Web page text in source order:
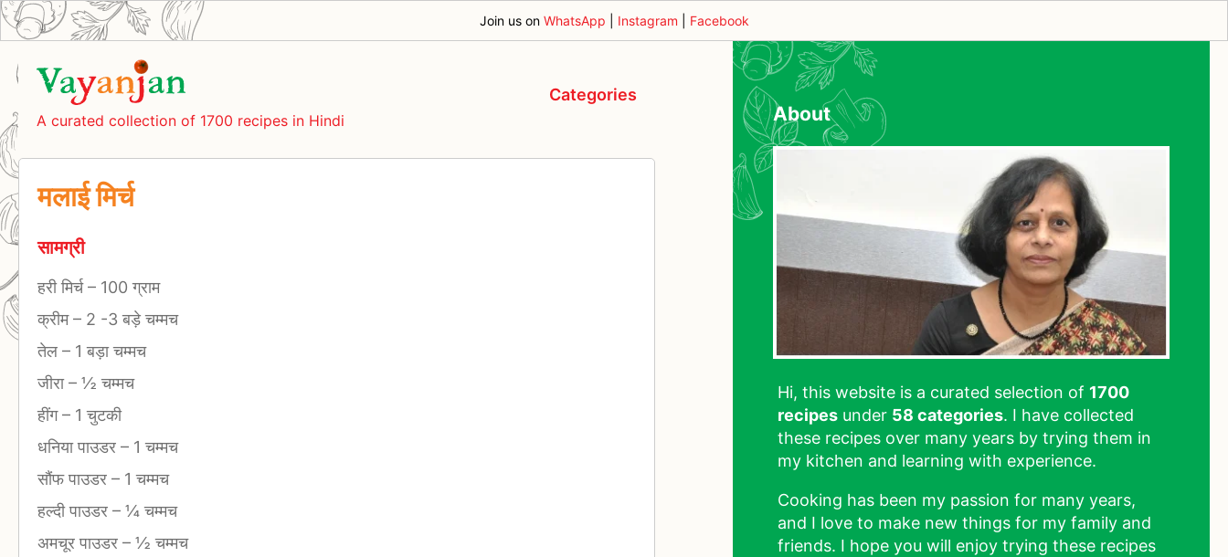
Join us on WhatsApp Instagram Facebook
A curated collection of 1700 recipes in Hindi
Categories
मलाई मिर्च
सामग्री
हरी मिर्च– 100 ग्राम
क्रीम– 2 -3 बड़े चम्मच
तेल – 1 बड़ा चम्मच
जीरा– ½ चम्मच
हींग– 1 चुटकी
धनिया पाउडर – 1 चम्मच
सौंफ पाउडर – 1 चम्मच
हल्दी पाउडर – ¼ चम्मच
अमचूर पाउडर – ½ चम्मच
About
Hi, this website is a curated selection of 1700
recipes under 58 categories. I have collected
these recipes over many years by trying them in
my kitchen and learning with experience.
Cooking has been my passion for many years,
and I love to make new things for my family and
friends. I hope you will enjoy trying these recipes